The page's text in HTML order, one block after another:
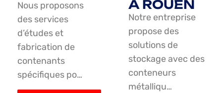
Nous proposons
des services
d’études et
fabrication de
contenants
spécifiques po…
À ROUEN
Notre entreprise
propose des
solutions de
stockage avec des
conteneurs
métalliqu…